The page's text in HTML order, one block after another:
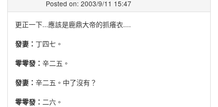
Posted on: 2003/9/11 15:47
更正一下...應該是鹿鼎大帝的抓癢衣....
發妻： 丁四七。
零零發： 辛二五。
發妻： 辛二五。中了沒有？
零零發： 二六。